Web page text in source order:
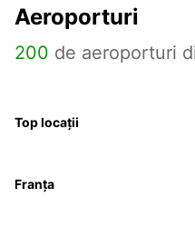
Aeroporturi
200 de aeroporturi
Top locații
Franța